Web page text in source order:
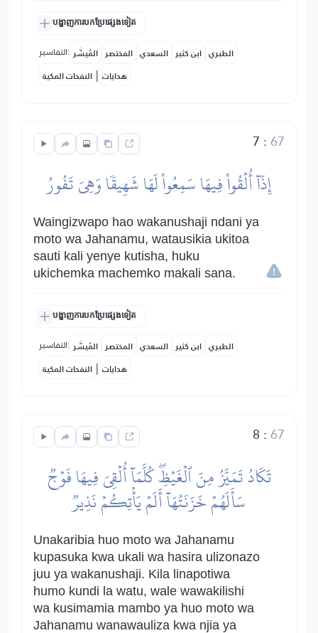
បង្ហាញការបកប្រែផ្សេងទៀត
التفاسير: المُيسَّر المختصر السعدي ابن كثير الطبري
النفحات المكية | هدايات
7 :67
إِذَآ أُلۡقُواْ فِيهَا سَمِعُواْ لَهَا شَهِيقٗا وَهِيَ تَفُورُ
Waingizwapo hao wakanushaji ndani ya
moto wa Jahanamu, watausikia ukitoa
sauti kali yenye kutisha, huku
ukichemka machemko makali sana.
បង្ហាញការបកប្រែផ្សេងទៀត
التفاسير: المُيسَّر المختصر السعدي ابن كثير الطبري
النفحات المكية | هدايات
8 :67
تَكَادُ تَمَيَّزُ مِنَ ٱلۡغَيۡظِۖ كُلَّمَآ أُلۡقِيَ فِيهَا فَوۡجٞ
سَأَلَهُمۡ خَزَنَتُهَآ أَلَمۡ يَأۡتِكُمۡ نَذِيرٞ
Unakaribia huo moto wa Jahanamu
kupasuka kwa ukali wa hasira ulizonazo
juu ya wakanushaji. Kila linapotiwa
humo kundi la watu, wale wawakilishi
wa kusimamia mambo ya huo moto wa
Jahanamu wanawauliza kwa njia ya